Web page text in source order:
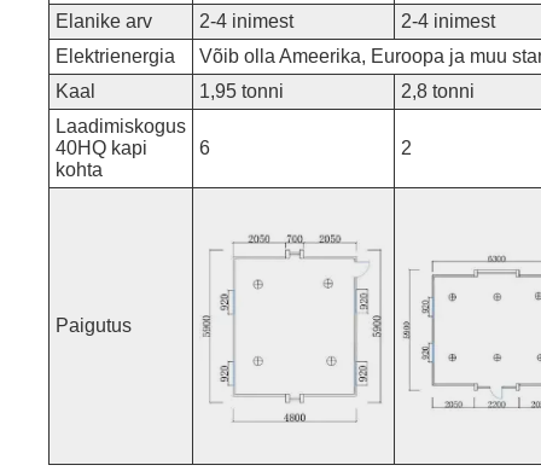
Elanike arv
2-4 inimest
2-4 inimest
Elektrienergia
Võib olla Ameerika, Euroopa ja muu
Kaal
1,95 tonni
2,8 tonni
Laadimiskogus
40HQ kapi
kohta
6 2
Paigutus